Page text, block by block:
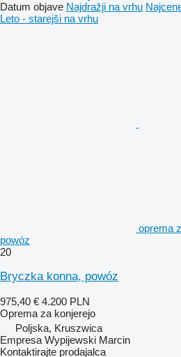
Datum objave Najdražji na vrhu
Leto - starejši na vrhu
oprema
powóz
20
Bryczka konna, powóz
975,40 € 4.200 PLN
Oprema za konjerejo
Poljska, Kruszwica
Empresa Wypijewski Marcin
Kontaktirajte prodajalca